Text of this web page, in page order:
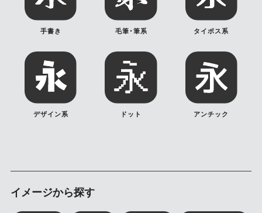
手書き 毛筆･筆系 タイポス系
デザイン系 ドット アンチック
イメージから探す